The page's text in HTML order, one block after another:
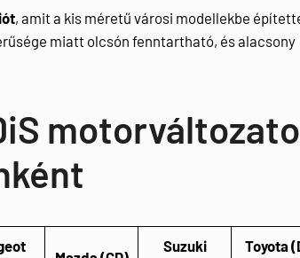
, amit a kis méretű városi modellekbe
miatt olcsón fenntartható, és alacsony
Suzuki
Toyota